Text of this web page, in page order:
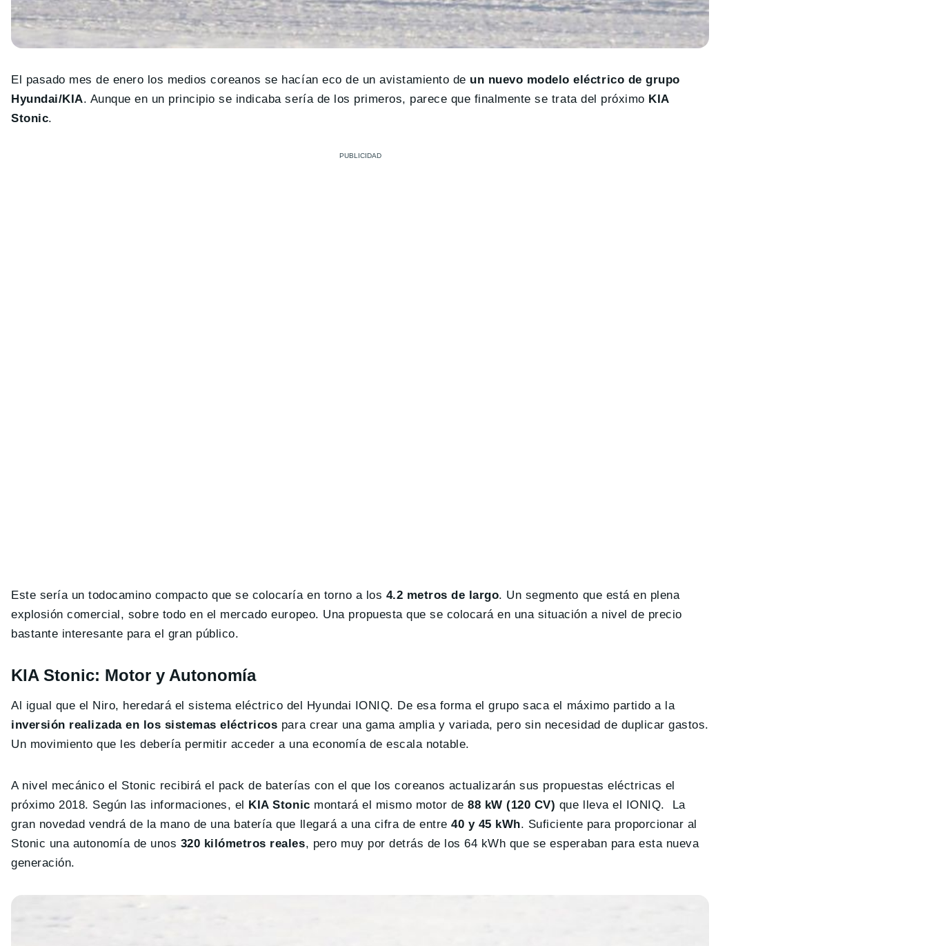
El pasado mes de enero los medios coreanos se hacían eco de un avistamiento de un nuevo modelo eléctrico de grupo
Hyundai/KIA. Aunque en un principio se indicaba sería de los primeros, parece que finalmente se trata del próximo KIA
Stonic.
Este sería un todocamino compacto que se colocaría en torno a los 4.2 metros de largo. Un segmento que está en plena
explosión comercial, sobre todo en el mercado europeo. Una propuesta que se colocará en una situación a nivel de precio
bastante interesante para el gran público.
KIA Stonic: Motor y Autonomía
Al igual que el Niro, heredará el sistema eléctrico del Hyundai IONIQ. De esa forma el grupo saca el máximo partido a la
inversión realizada en los sistemas eléctricos para crear una gama amplia y variada, pero sin necesidad de duplicar gastos.
Un movimiento que les debería permitir acceder a una economía de escala notable.
A nivel mecánico el Stonic recibirá el pack de baterías con el que los coreanos actualizarán sus propuestas eléctricas el
próximo 2018. Según las informaciones, el
KIA Stonic montará el mismo motor de88 kW (120 CV) que lleva el IONIQ. La
gran novedad vendrá de la mano de una batería que llegará a una cifra de entre40 y 45 kWh. Suficiente para proporcionar al
Stonic una autonomía de unos 320 kilómetros reales, pero muy por detrás de los 64 kWh que se esperaban para esta nueva
generación.